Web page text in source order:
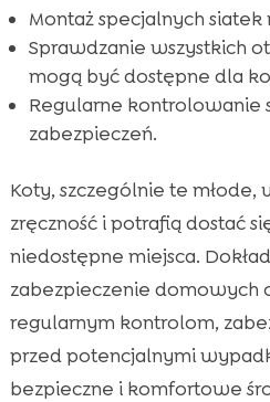
Montaż specjalnych
Sprawdzanie wszystkich
mogą być dostępne dla
Regularne kontrolowanie
zabezpieczeń.
Koty, szczególnie te młode,
zręczność i potrafią dostać
niedostępne miejsca.
zabezpieczenie domowych
regularnym kontrolom,
przed potencjalnymi
bezpieczne i komfortowe